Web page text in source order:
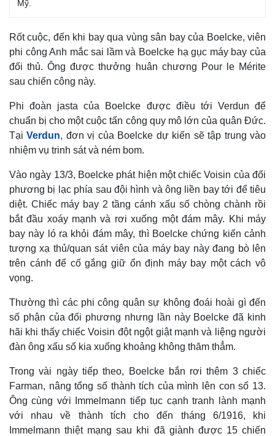
Mỹ.
Rốt cuộc, đến khi bay qua vùng sân bay của Boelcke, viên
phi công Anh mắc sai lầm và Boelcke hạ gục máy bay của
đối thủ. Ông được thưởng huân chương Pour le Mérite
sau chiến công này.
Phi đoàn jasta của Boelcke được điều tới Verdun để
chuẩn bị cho một cuộc tấn công quy mô lớn của quân Đức.
TạiVerdun, đơn vị của Boelcke dự kiến sẽ tập trung vào
nhiệm vụ trinh sát và ném bom.
Vào ngày 13/3, Boelcke phát hiện một chiếc Voisin của đối
phương bị lạc phía sau đội hình và ông liền bay tới để tiêu
diệt. Chiếc máy bay 2 tầng cánh xấu số chòng chành rồi
bắt đầu xoáy mạnh và rơi xuống một đám mây. Khi máy
bay này ló ra khỏi đám mây, thì Boelcke chứng kiến cảnh
tượng xạ thủ/quan sát viên của máy bay này đang bò lên
trên cánh để cố gắng giữ ổn định máy bay một cách vô
vọng.
Thường thì các phi công quân sự không đoái hoài gì đến
số phận của đối phương nhưng lần này Boelcke đã kinh
hãi khi thấy chiếc Voisin đột ngột giật mạnh và liệng người
đàn ông xấu số kia xuống khoảng không thăm thẳm.
Trong vài ngày tiếp theo, Boelcke bắn rơi thêm 3 chiếc
Farman, nâng tổng số thành tích của mình lên con số 13.
Ông cùng với Immelmann tiếp tục cạnh tranh lành mạnh
với nhau về thành tích cho đến tháng 6/1916, khi
Immelmann thiệt mạng sau khi đã giành được 15 chiến